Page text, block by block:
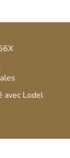
avec Lodel